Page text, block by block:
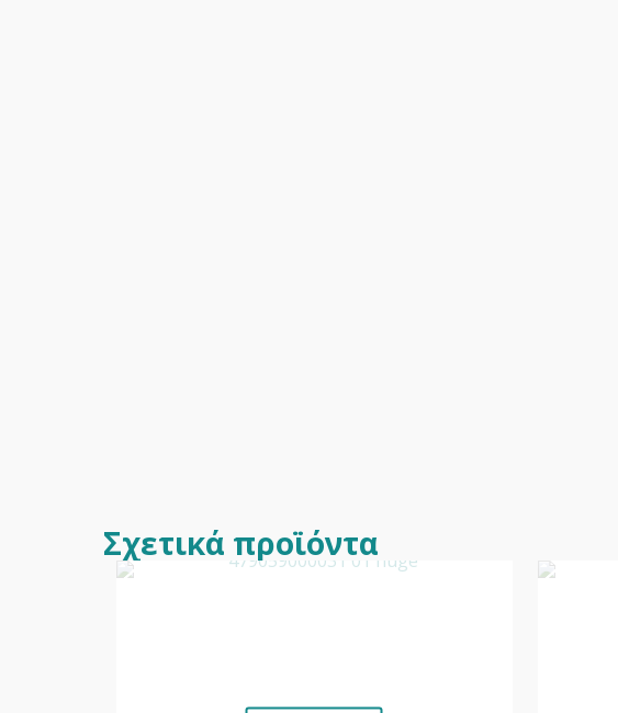
Σχετικά προϊόντα